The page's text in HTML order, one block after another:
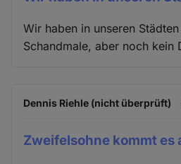
Wir haben in unseren
Schandmale, aber noch kein
Dennis Riehle (nicht überprüft)
Zweifelsohne kommt es